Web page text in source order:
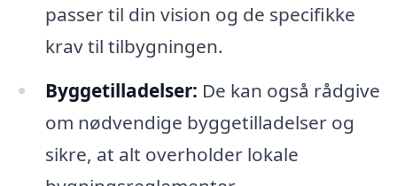
passer til din vision og de specifikke
krav til tilbygningen.
Byggetilladelser: De kan også rådgive
om nødvendige byggetilladelser og
sikre, at alt overholder lokale